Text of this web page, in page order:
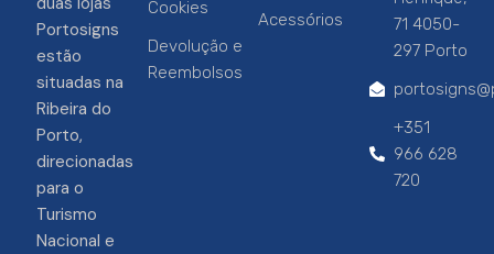
Portosigns
estão
situadas na
Ribeira do
Porto,
direcionadas
para o
Turismo
Nacional e
Cookies
Devolução e
Reembolsos
Acessórios
71 4050-
297 Porto
+351
966 628
720